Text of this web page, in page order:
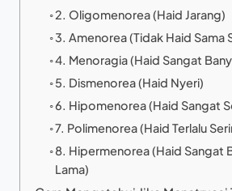
2. Oligomenorea (Haid Jarang)
3. Amenorea (Tidak Haid Sama
4. Menoragia (Haid Sangat
5. Dismenorea (Haid Nyeri)
6. Hipomenorea (Haid Sangat
7. Polimenorea (Haid Terlalu
8. Hipermenorea (Haid Sangat
Lama)